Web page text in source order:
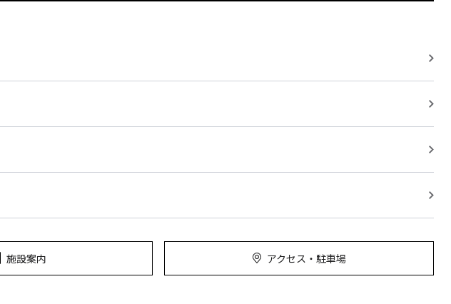
施設案内 アクセス・駐車場